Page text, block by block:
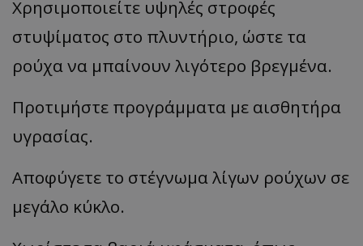
Χρησιμοποιείτε υψηλές στροφές
στυψίματος στο πλυντήριο, ώστε τα
ρούχα να μπαίνουν λιγότερο βρεγμένα.
Προτιμήστε προγράμματα με αισθητήρα
υγρασίας.
Αποφύγετε το στέγνωμα λίγων ρούχων σε
μεγάλο κύκλο.